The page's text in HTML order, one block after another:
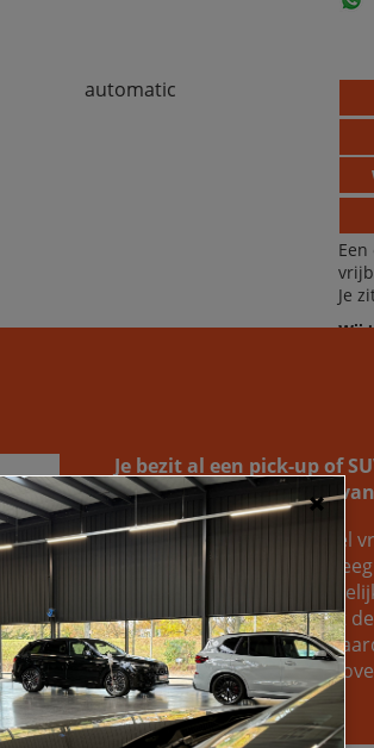
automatic
Je
Wij
Je bezit al een pick-up of
naar de inruilwaarde
Je kunt bij ons altijd geheel
opvragen. Wellicht
gewoon weten welke
van je huidige wagen. Wat
om te ontdekken welke
voertuig, zodat je een